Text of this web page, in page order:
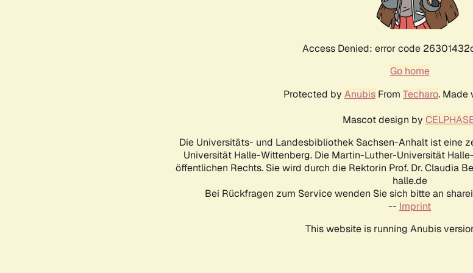
Access Denied: error code
Go home
Protected by Anubis From Techaro.
Mascot design by
Die Universitäts- und Landesbibliothek Sachsen-Anhalt ist eine
Universität Halle-Wittenberg. Die Martin-Luther-Universität
öffentlichen Rechts. Sie wird durch die Rektorin Prof. Dr. Claudia
halle.de
Bei Rückfragen zum Service wenden Sie sich bitte an
-- Imprint
This website is running Anubis